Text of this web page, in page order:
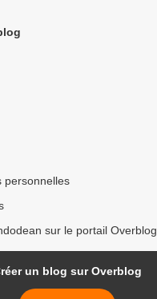
personnelles
sur le portail Overblog
un blog sur Overblog